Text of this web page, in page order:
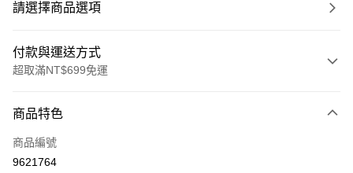
請選擇商品選項
付款與運送方式
超取滿NT$699免運
信用卡一次付款
超商取貨付款
商品特色
商品編號
9621764